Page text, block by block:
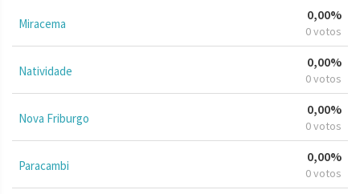
Miracema
0,00%
0 votos
Natividade
0,00%
0 votos
Nova Friburgo
0,00%
0 votos
Paracambi
0,00%
0 votos